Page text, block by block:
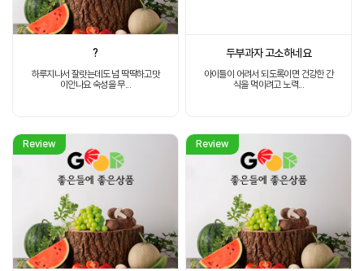
?
하루지나서 잘랏는데도 넘 딱딱하고맛
이안나요 숙성을 무...
두부과자 고소하네요
아이들이 어려서 되도록이면 건강한 간
식을 먹이려고 노력...
Review Review